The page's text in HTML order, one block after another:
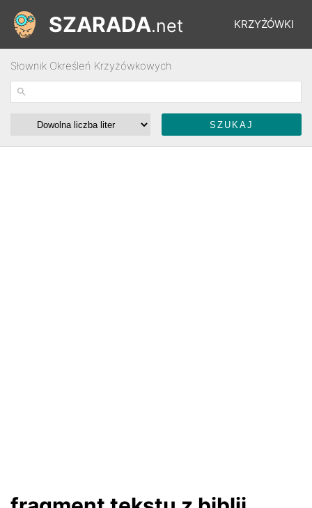
KRZYŻÓWKI
ŁAMIGŁÓWKI
SZARADA.net
Słownik Określeń Krzyżówkowych